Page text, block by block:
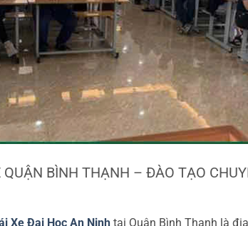
BÌNH THẠNH – ĐÀO TẠO
Xe Đại Học An Ninh tại Quận Bình Thạnh là